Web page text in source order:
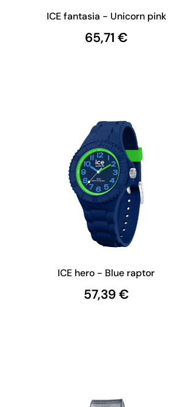
ICE fantasia - Unicorn pink
65,71 €
ICE hero - Blue raptor
57,39 €